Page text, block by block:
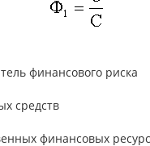
финансового риска
средств
финансовых